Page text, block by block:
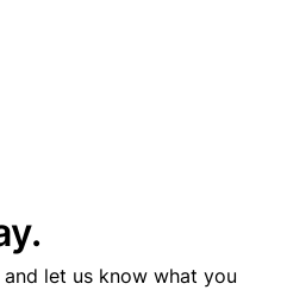
let us know what you